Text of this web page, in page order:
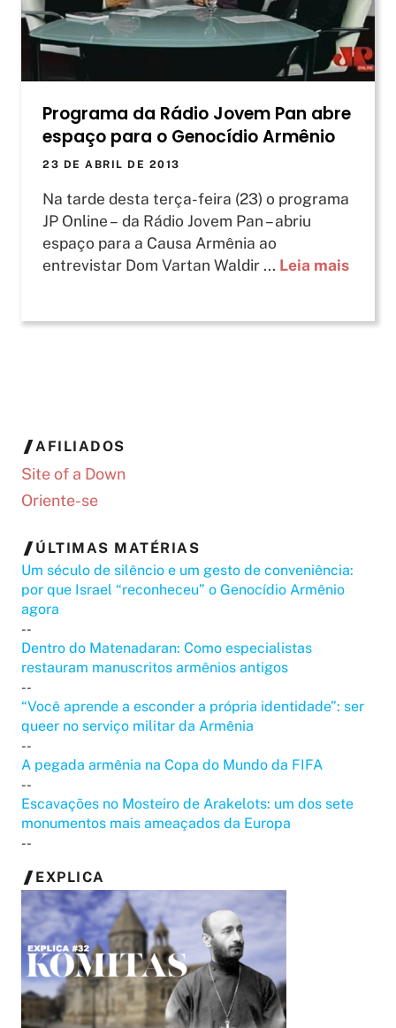
Programa da Rádio Jovem Pan abre
espaço para o Genocídio Armênio
23 DE ABRIL DE 2013
Na tarde desta terça-feira (23) o programa
JP Online – da Rádio Jovem Pan – abriu
espaço para a Causa Armênia ao
entrevistar Dom Vartan Waldir ... Leia mais
AFILIADOS
Site of a Down
Oriente-se
ÚLTIMAS MATÉRIAS
Um século de silêncio e um gesto de conveniência:
por que Israel “reconheceu” o Genocídio Armênio
agora
--
Dentro do Matenadaran: Como especialistas
restauram manuscritos armênios antigos
--
“Você aprende a esconder a própria identidade”: ser
queer no serviço militar da Armênia
--
A pegada armênia na Copa do Mundo da FIFA
--
Escavações no Mosteiro de Arakelots: um dos sete
monumentos mais ameaçados da Europa
--
EXPLICA